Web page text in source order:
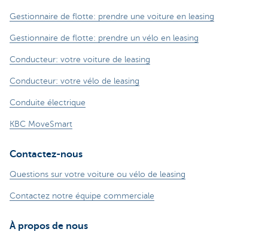
Gestionnaire de flotte: prendre une voiture en leasing
Gestionnaire de flotte: prendre un vélo en leasing
Conducteur: votre voiture de leasing
Conducteur: votre vélo de leasing
Conduite électrique
KBC MoveSmart
Contactez-nous
Questions sur votre voiture ou vélo de leasing
Contactez notre équipe commerciale
À propos de nous